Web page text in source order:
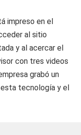
impreso en el
al sitio
y al acercar el
con tres videos
grabó un
tecnología y el